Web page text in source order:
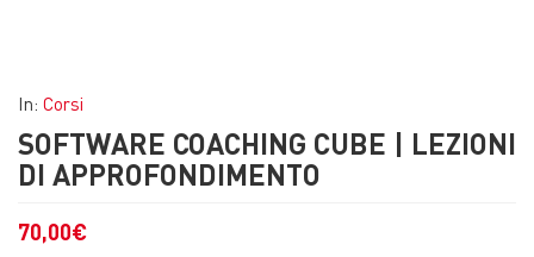
In: Corsi
SOFTWARE COACHING CUBE | LEZIONI
DI APPROFONDIMENTO
70,00€